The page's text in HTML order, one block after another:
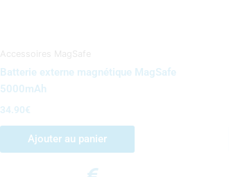
Accessoires MagSafe
Batterie externe magnétique MagSafe
5000mAh
34.90€
Ajouter au panier